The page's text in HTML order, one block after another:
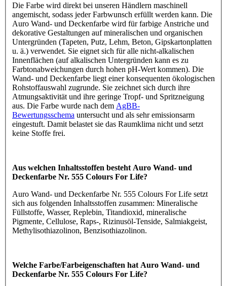
Die Farbe wird direkt bei unseren Händlern maschinell
angemischt, sodass jeder Farbwunsch erfüllt werden kann. Die
Auro Wand- und Deckenfarbe wird für farbige Anstriche und
dekorative Gestaltungen auf mineralischen und organischen
Untergründen (Tapeten, Putz, Lehm, Beton, Gipskartonplatten
u. ä.) verwendet. Sie eignet sich für alle nicht-alkalischen
Innenflächen (auf alkalischen Untergründen kann es zu
Farbtonabweichungen durch hohen pH-Wert kommen). Die
Wand- und Deckenfarbe liegt einer konsequenten ökologischen
Rohstoffauswahl zugrunde. Sie zeichnet sich durch ihre
Atmungsaktivität und ihre geringe Tropf- und Spritzneigung
aus. Die Farbe wurde nach dem AgBB-
Bewertungsschema untersucht und als sehr emissionsarm
eingestuft. Damit belastet sie das Raumklima nicht und setzt
keine Stoffe frei.
Aus welchen Inhaltsstoffen besteht Auro Wand- und
Deckenfarbe Nr. 555 Colours For Life?
Auro Wand- und Deckenfarbe Nr. 555 Colours For Life setzt
sich aus folgenden Inhaltsstoffen zusammen: Mineralische
Füllstoffe, Wasser, Replebin, Titandioxid, mineralische
Pigmente, Cellulose, Raps-, Rizinusöl-Tenside, Salmiakgeist,
Methylisothiazolinon, Benzisothiazolinon.
Welche Farbe/Farbeigenschaften hat Auro Wand- und
Deckenfarbe Nr. 555 Colours For Life?